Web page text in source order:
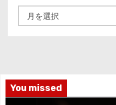
ー
You missed